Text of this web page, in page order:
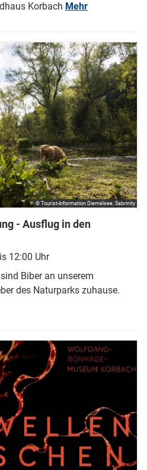
Korbach Mehr
- Ausflug in den
12:00 Uhr
Biber an unserem
des Naturparks zuhause.
© Tourist-Information Diemelsee, Sabrinity